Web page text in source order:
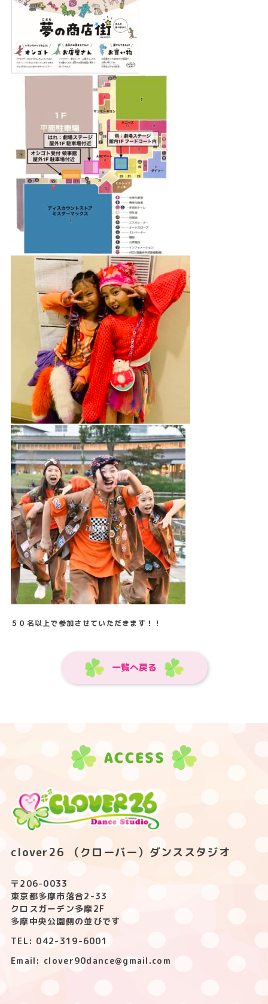
５０名以上で参加させていただきます！！
一覧へ戻る
ACCESS
clover26 （クローバー）ダンススタジオ
〒206-0033
東京都多摩市落合2-33
クロスガーデン多摩2F
多摩中央公園側の並びです
TEL: 042-319-6001
Email: clover90dance@gmail.com